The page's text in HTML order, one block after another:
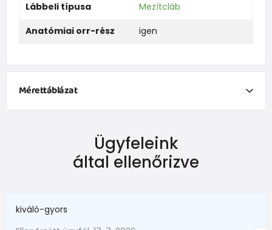
Lábbeli típusa
Mezítcláb
Anatómiai orr-rész
igen
Mérettáblázat
205 212 218 224 231
Ügyfeleink
által ellenőrizve
kiváló-gyors